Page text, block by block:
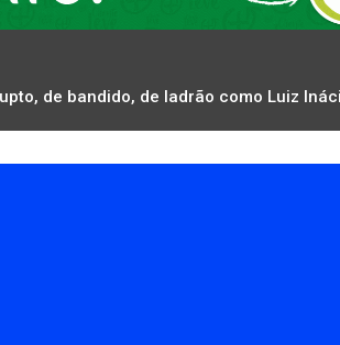
de bandido, de ladrão como Luiz